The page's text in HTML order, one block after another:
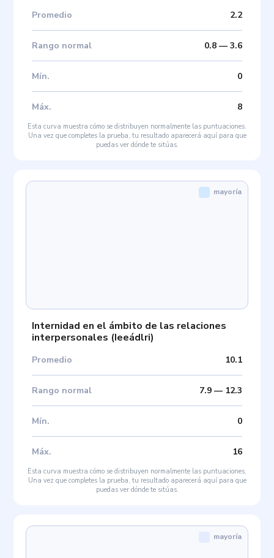
Promedio 2.2
Rango normal 0.8— 3.6
Mín. 0
Máx. 8
Esta curva muestra cómo se distribuyen normalmente las puntuaciones.
Una vez que completes la prueba, tu resultado aparecerá aquí para que
puedas ver dónde te sitúas.
Internidad en el ámbito de las relaciones
interpersonales (Ieeádlri)
Promedio 10.1
Rango normal 7.9— 12.3
Mín. 0
Máx. 16
mayoría
Esta curva muestra cómo se distribuyen normalmente las puntuaciones.
Una vez que completes la prueba, tu resultado aparecerá aquí para que
puedas ver dónde te sitúas.
mayoría